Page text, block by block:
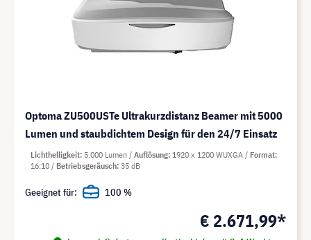
Optoma ZU500USTe Ultrakurzdistanz Beamer mit 5000
Lumen und staubdichtem Design für den 24/7 Einsatz
€ 2.671,99*
Lichthelligkeit 5.000 Lumen Auflösung 1920 x 1200 WUXGA
Format
16:10
Betriebsgeräusch 35 dB
Geeignet für: 100 %